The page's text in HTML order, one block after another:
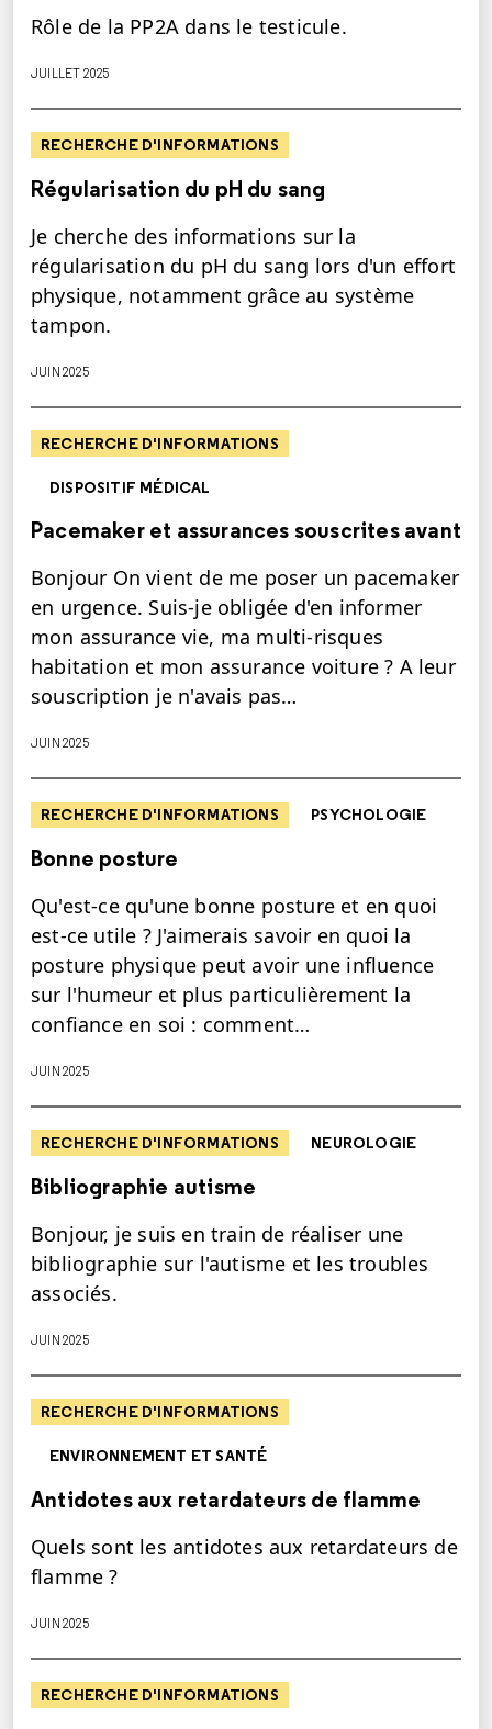
Rôle de la PP2A dans le testicule.
JUILLET 2025
RECHERCHE D'INFORMATIONS
Régularisation du pH du sang
Je cherche des informations sur la
régularisation du pH du sang lors d'un effort
physique, notamment grâce au système
tampon.
JUIN 2025
RECHERCHE D'INFORMATIONS
DISPOSITIF MÉDICAL
Pacemaker et assurances souscrites avant
Bonjour On vient de me poser un pacemaker
en urgence. Suis-je obligée d'en informer
mon assurance vie, ma multi-risques
habitation et mon assurance voiture ? A leur
souscription je n'avais pas…
JUIN 2025
RECHERCHE D'INFORMATIONS PSYCHOLOGIE
Bonne posture
Qu'est-ce qu'une bonne posture et en quoi
est-ce utile ? J'aimerais savoir en quoi la
posture physique peut avoir une influence
sur l'humeur et plus particulièrement la
confiance en soi : comment…
JUIN 2025
RECHERCHE D'INFORMATIONS NEUROLOGIE
Bibliographie autisme
Bonjour, je suis en train de réaliser une
bibliographie sur l'autisme et les troubles
associés.
JUIN 2025
RECHERCHE D'INFORMATIONS
ENVIRONNEMENT ET SANTÉ
Antidotes aux retardateurs de flamme
Quels sont les antidotes aux retardateurs de
flamme ?
JUIN 2025
RECHERCHE D'INFORMATIONS